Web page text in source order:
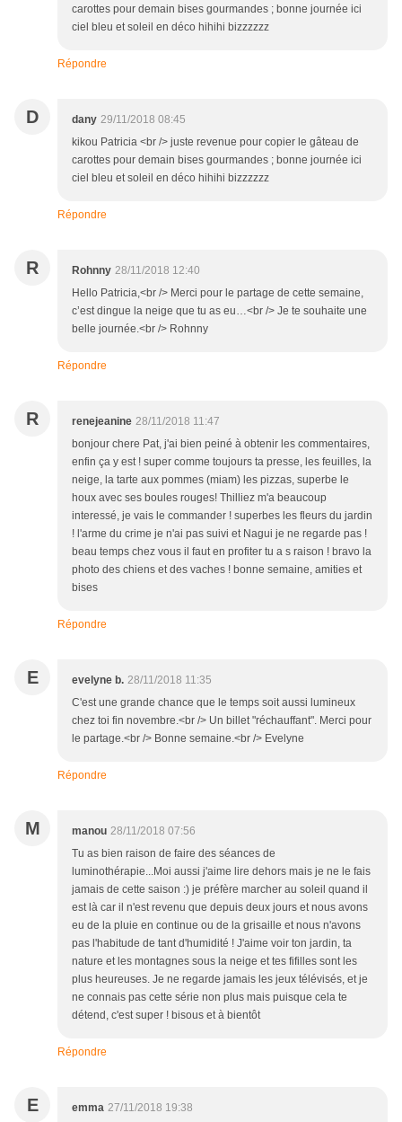
carottes pour demain bises gourmandes ; bonne journée ici
ciel bleu et soleil en déco hihihi bizzzzzz
Répondre
D dany 29/11/2018 08:45
kikou Patricia <br /> juste revenue pour copier le gâteau de
carottes pour demain bises gourmandes ; bonne journée ici
ciel bleu et soleil en déco hihihi bizzzzzz
Répondre
R Rohnny 28/11/2018 12:40
Hello Patricia,<br /> Merci pour le partage de cette semaine,
c’est dingue la neige que tu as eu…<br /> Je te souhaite une
belle journée.<br /> Rohnny
Répondre
R renejeanine 28/11/2018 11:47
bonjour chere Pat, j'ai bien peiné à obtenir les commentaires,
enfin ça y est ! super comme toujours ta presse, les feuilles, la
neige, la tarte aux pommes (miam) les pizzas, superbe le
houx avec ses boules rouges! Thilliez m'a beaucoup
interessé, je vais le commander ! superbes les fleurs du jardin
! l'arme du crime je n'ai pas suivi et Nagui je ne regarde pas !
beau temps chez vous il faut en profiter tu a s raison ! bravo la
photo des chiens et des vaches ! bonne semaine, amities et
bises
Répondre
E evelyne b. 28/11/2018 11:35
C'est une grande chance que le temps soit aussi lumineux
chez toi fin novembre.<br /> Un billet "réchauffant". Merci pour
le partage.<br /> Bonne semaine.<br /> Evelyne
Répondre
M manou 28/11/2018 07:56
Tu as bien raison de faire des séances de
luminothérapie...Moi aussi j'aime lire dehors mais je ne le fais
jamais de cette saison :) je préfère marcher au soleil quand il
est là car il n'est revenu que depuis deux jours et nous avons
eu de la pluie en continue ou de la grisaille et nous n'avons
pas l'habitude de tant d'humidité ! J'aime voir ton jardin, ta
nature et les montagnes sous la neige et tes fifilles sont les
plus heureuses. Je ne regarde jamais les jeux télévisés, et je
ne connais pas cette série non plus mais puisque cela te
détend, c'est super ! bisous et à bientôt
Répondre
E emma 27/11/2018 19:38